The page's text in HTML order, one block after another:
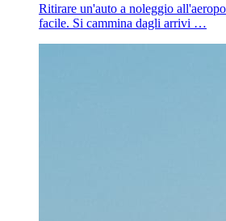
Ritirare un'auto a noleggio
facile. Si cammina dagli arrivi …